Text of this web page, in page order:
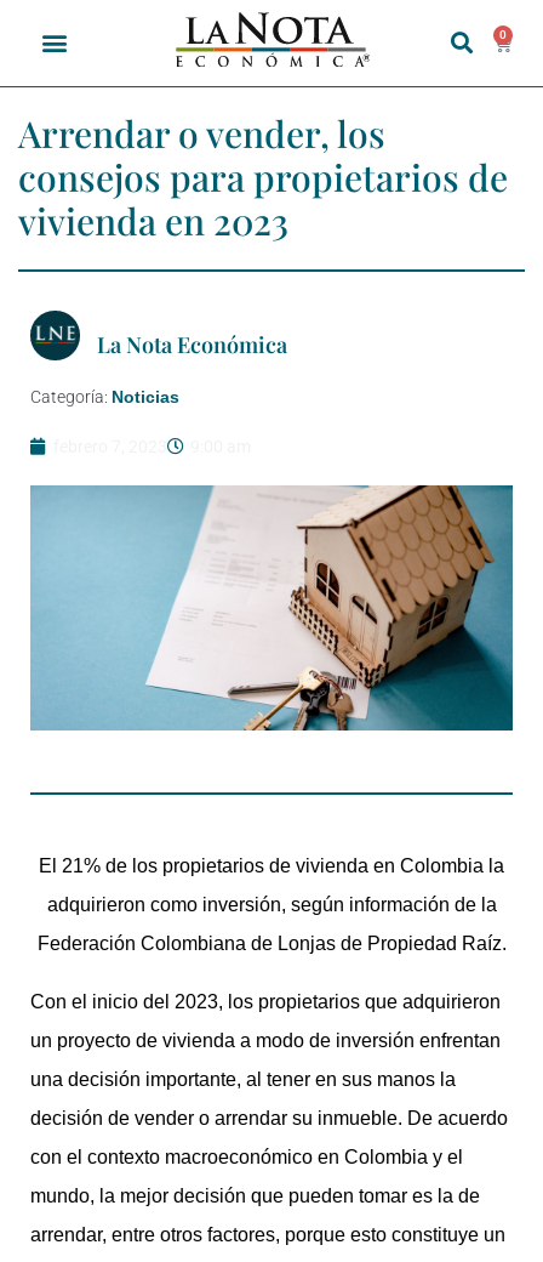
0
Arrendar o vender, los
consejos para propietarios de
vivienda en 2023
La Nota Económica
Categoría: Noticias
El 21% de los propietarios de vivienda en Colombia la
adquirieron como inversión, según información de la
Federación Colombiana de Lonjas de Propiedad Raíz.
Con el inicio del 2023, los propietarios que adquirieron
un proyecto de vivienda a modo de inversión enfrentan
una decisión importante, al tener en sus manos la
decisión de vender o arrendar su inmueble. De acuerdo
con el contexto macroeconómico en Colombia y el
mundo, la mejor decisión que pueden tomar es la de
arrendar, entre otros factores, porque esto constituye un